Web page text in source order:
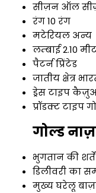
सीज़न ऑल
रंग10 रंग
मटेरियल अन्य
लम्बाई2.10
पैटर्नप्रिंटेड
जातीय क्षेत्र
ड्रेस टाइप
प्रॉडक्ट टाइप
गोल्ड
भुगतान की शर्तें
डिलीवरी का
मुख्य घरेलू